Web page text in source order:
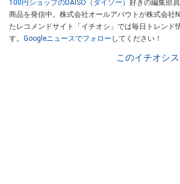
100円ショップのDAISO（ダイソー） 好きの編集部
商品を発信中。株式会社オールアバウトが株式会社
たレコメンドサイト「イチオシ」では毎日トレンド
す。 Googleニュースでフォロー してください！
このイチオシ